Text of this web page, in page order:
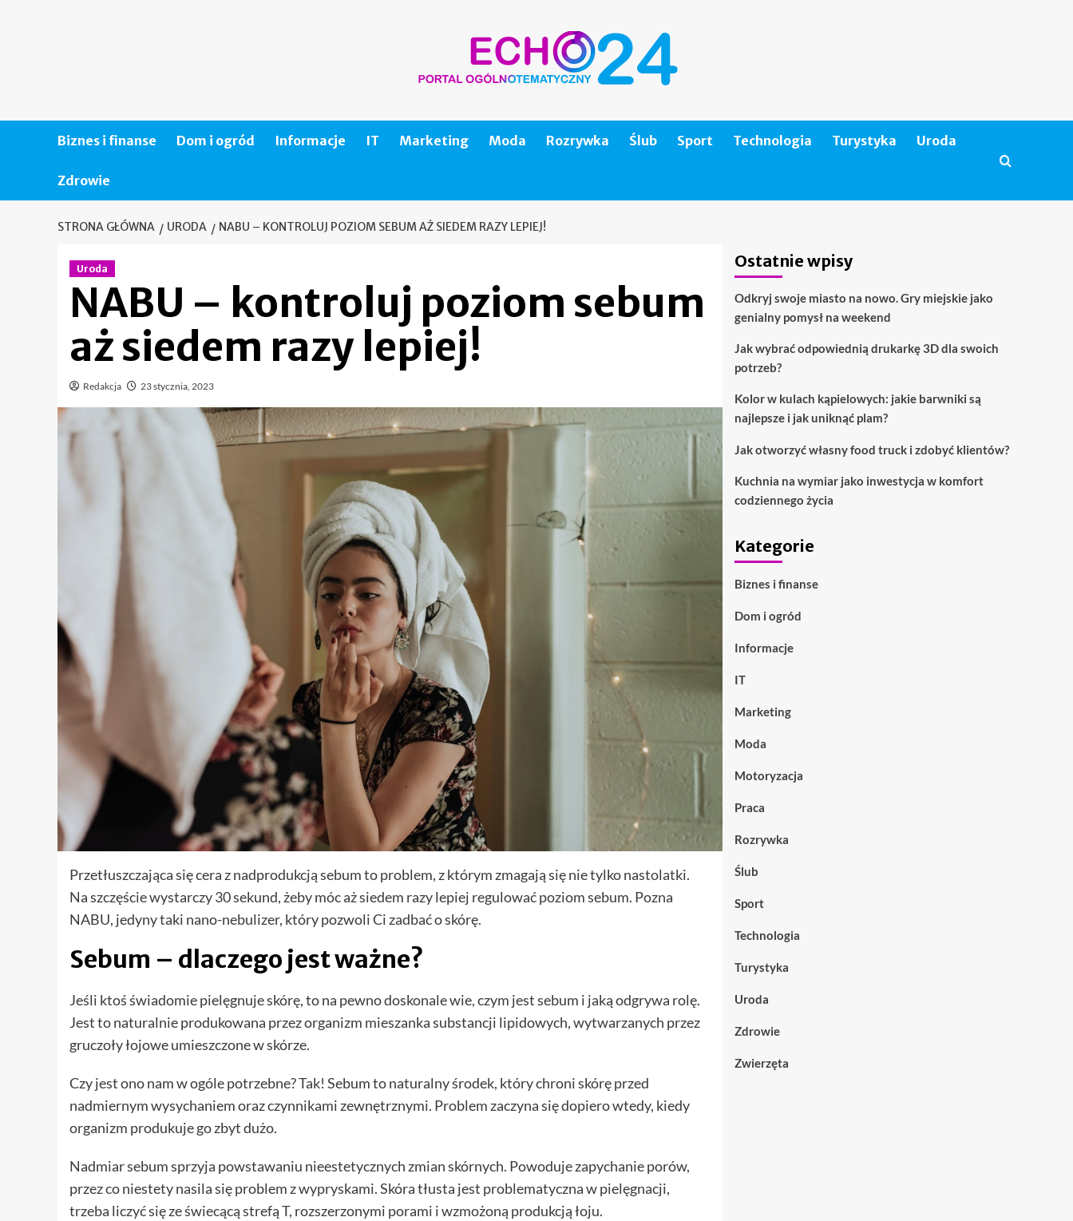
Biznes i finanse Dom i ogród Informacje IT Marketing Moda Rozrywka Ślub Sport Technologia Turystyka Uroda
Zdrowie
STRONA GŁÓWNA URODA NABU – KONTROLUJ POZIOM SEBUM AŻ SIEDEM RAZY LEPIEJ!
Uroda
NABU – kontroluj poziom sebum
aż siedem razy lepiej!
Redakcja 23 stycznia, 2023
Przetłuszczająca się cera z nadprodukcją sebum to problem, z którym zmagają się nie tylko nastolatki.
Na szczęście wystarczy 30 sekund, żeby móc aż siedem razy lepiej regulować poziom sebum. Pozna
NABU, jedyny taki nano-nebulizer, który pozwoli Ci zadbać o skórę.
Sebum – dlaczego jest ważne?
Jeśli ktoś świadomie pielęgnuje skórę, to na pewno doskonale wie, czym jest sebum i jaką odgrywa rolę.
Jest to naturalnie produkowana przez organizm mieszanka substancji lipidowych, wytwarzanych przez
gruczoły łojowe umieszczone w skórze.
Czy jest ono nam w ogóle potrzebne? Tak! Sebum to naturalny środek, który chroni skórę przed
nadmiernym wysychaniem oraz czynnikami zewnętrznymi. Problem zaczyna się dopiero wtedy, kiedy
organizm produkuje go zbyt dużo.
Nadmiar sebum sprzyja powstawaniu nieestetycznych zmian skórnych. Powoduje zapychanie porów,
przez co niestety nasila się problem z wypryskami. Skóra tłusta jest problematyczna w pielęgnacji,
trzeba liczyć się ze świecącą strefą T, rozszerzonymi porami i wzmożoną produkcją łoju.
Ostatnie wpisy
Odkryj swoje miasto na nowo. Gry miejskie jako
genialny pomysł na weekend
Jak wybrać odpowiednią drukarkę 3D dla swoich
potrzeb?
Kolor w kulach kąpielowych: jakie barwniki są
najlepsze i jak uniknąć plam?
Jak otworzyć własny food truck i zdobyć klientów?
Kuchnia na wymiar jako inwestycja w komfort
codziennego życia
Kategorie
Biznes i finanse
Dom i ogród
Informacje
IT
Marketing
Moda
Motoryzacja
Praca
Rozrywka
Ślub
Sport
Technologia
Turystyka
Uroda
Zdrowie
Zwierzęta